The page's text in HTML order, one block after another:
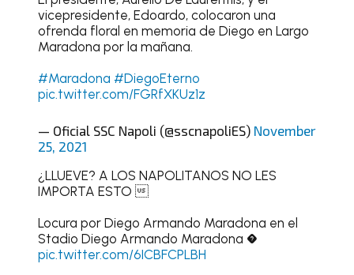
vicepresidente, Edoardo, colocaron una
ofrenda floral en memoria de Diego en Largo
Maradona por la mañana.
#Maradona #DiegoEterno
pic.twitter.com/FGRfXKUz1z
— Oficial SSC Napoli (@sscnapoliES) November
25, 2021
¿LLUEVE? A LOS NAPOLITANOS NO LES
IMPORTA ESTO
Locura por Diego Armando Maradona en el
Stadio Diego Armando Maradona �
pic.twitter.com/6ICBFCPLBH